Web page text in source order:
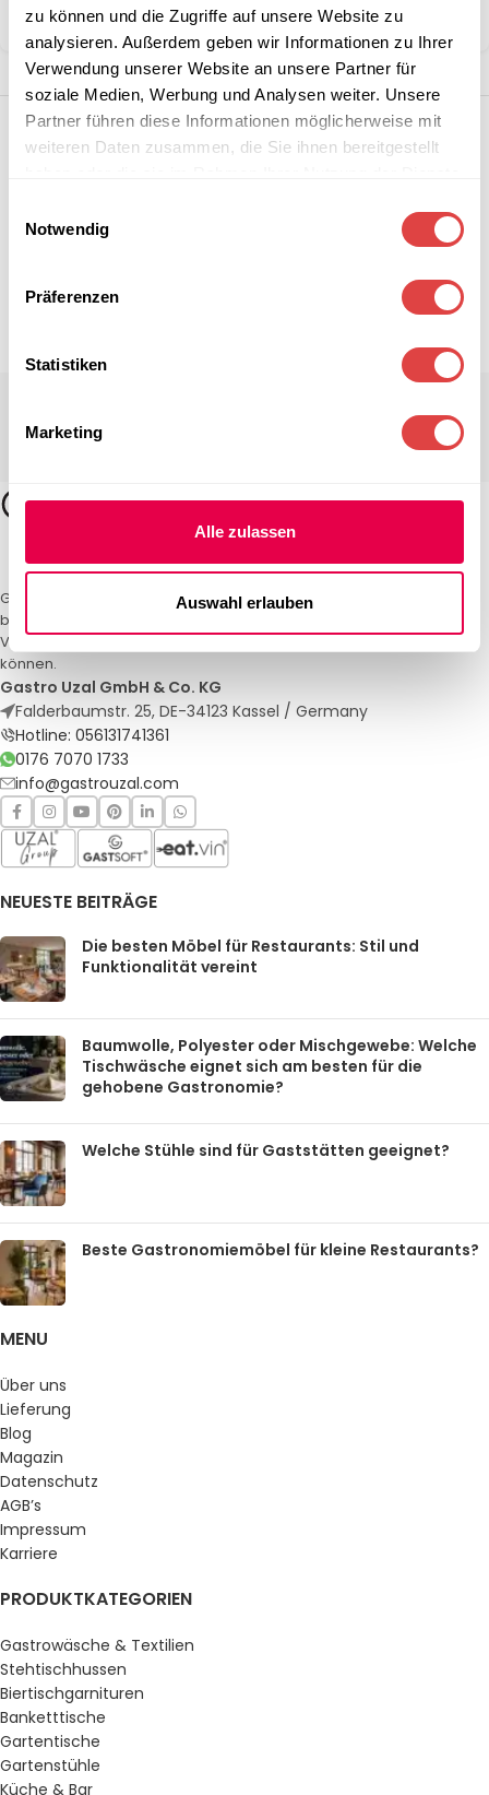
zu können und die Zugriffe auf unsere Website zu
analysieren. Außerdem geben wir Informationen zu Ihrer
Verwendung unserer Website an unsere Partner für
soziale Medien, Werbung und Analysen weiter. Unsere
Partner führen diese Informationen möglicherweise mit
weiteren Daten zusammen, die Sie ihnen bereitgestellt
Notwendig
Präferenzen
Statistiken
Marketing
Alle zulassen
Auswahl erlauben
Teilen:
Gastro Uzal – Ihr Spezialist für Gastronomiemöbel und -textilien. Wir
bieten maßgeschneiderte Lösungen für Restaurants, Hotels und
Veranstaltungen. Qualität und Service, auf die Sie sich verlassen
können.
Gastro Uzal GmbH & Co. KG
Falderbaumstr. 25, DE-34123 Kassel / Germany
Hotline: 056131741361
0176 7070 1733
info@gastrouzal.com
NEUESTE BEITRÄGE
Die besten Möbel für Restaurants: Stil und
Funktionalität vereint
Baumwolle, Polyester oder Mischgewebe: Welche
Tischwäsche eignet sich am besten für die
gehobene Gastronomie?
Welche Stühle sind für Gaststätten geeignet?
Beste Gastronomiemöbel für kleine Restaurants?
MENU
Über uns
Lieferung
Blog
Magazin
Datenschutz
AGB’s
Impressum
Karriere
PRODUKTKATEGORIEN
Gastrowäsche & Textilien
Stehtischhussen
Biertischgarnituren
Banketttische
Gartentische
Gartenstühle
Küche & Bar